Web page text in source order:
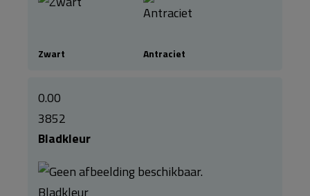
Zwart Antraciet
0.00
3852
Bladkleur